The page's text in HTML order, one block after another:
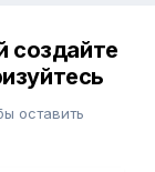
создайте
оставить